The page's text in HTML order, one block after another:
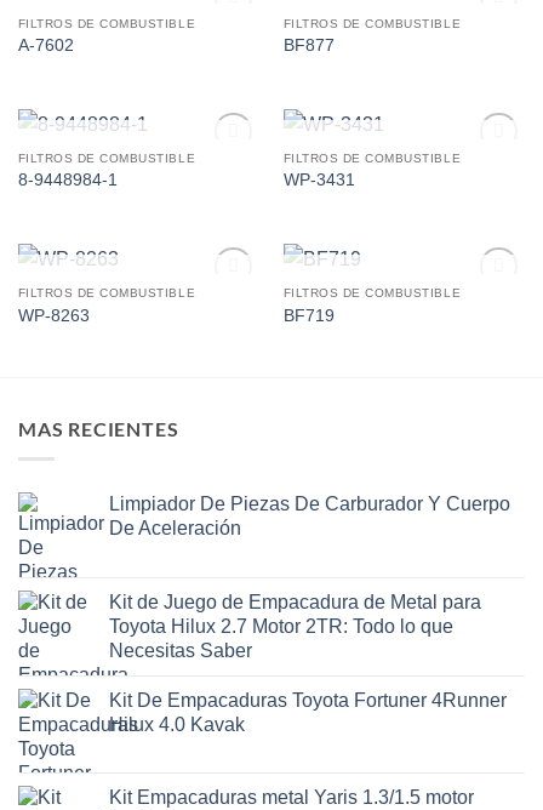
AGOTADO
FILTROS DE COMBUSTIBLE
A-7602
AGOTADO
FILTROS DE COMBUSTIBLE
BF877
AGOTADO
FILTROS DE COMBUSTIBLE
8-9448984-1
AGOTADO
FILTROS DE COMBUSTIBLE
WP-3431
AGOTADO
FILTROS DE COMBUSTIBLE
WP-8263
AGOTADO
FILTROS DE COMBUSTIBLE
BF719
MAS RECIENTES
Limpiador De Piezas De Carburador Y Cuerpo
De Aceleración
Kit de Juego de Empacadura de Metal para
Toyota Hilux 2.7 Motor 2TR: Todo lo que
Necesitas Saber
Kit De Empacaduras Toyota Fortuner 4Runner
Hilux 4.0 Kavak
Kit Empacaduras metal Yaris 1.3/1.5 motor